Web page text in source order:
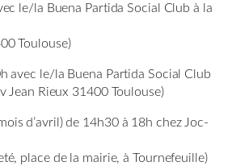
le/la Buena Partida Social Club à la
Toulouse)
avec le/la Buena Partida Social Club
Jean Rieux 31400 Toulouse)
d’avril) de 14h30 à 18h chez Joc-
place de la mairie, à Tournefeuille)